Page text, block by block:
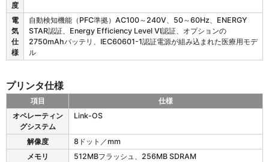
度
電
気
仕
様
自動検知機能（PFC準拠）AC100～240V、50～60Hz、ENERGY
STAR認証、Energy Efficiency Level VI認証、オプションの
2750mAhバッテリ、IEC60601-1認証電源が組み込まれた医療用モデ
ル
プリンタ仕様
6
項目
仕様
オペレーティン
グシステム
Link-OS
解像度
8ドット／mm
メモリ
512MBフラッシュ、256MB SDRAM